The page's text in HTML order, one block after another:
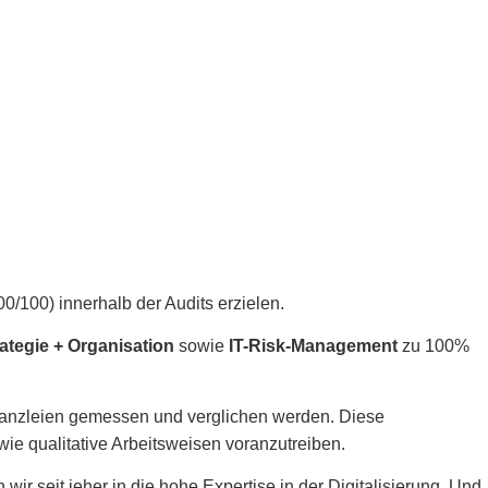
100) innerhalb der Audits erzielen.
+ Organisation sowie IT-Risk-Management zu 100%
gemessen und verglichen werden. Diese
qualitative Arbeitsweisen voranzutreiben.